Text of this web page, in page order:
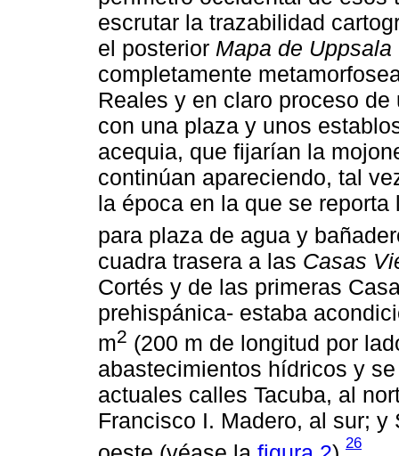
escrutar la trazabilidad
el posterior Mapa de Uppsala
completamente
Reales y en claro proceso
con una plaza y unos
acequia, que fijarían la
continúan apareciendo, tal
la época en la que se
para plaza de agua y
cuadra trasera a las Casas
Cortés y de las primeras
prehispánica- estaba
m2 (200 m de longitud por
abastecimientos hídricos y
actuales calles Tacuba, al
Francisco I. Madero, al sur;
26